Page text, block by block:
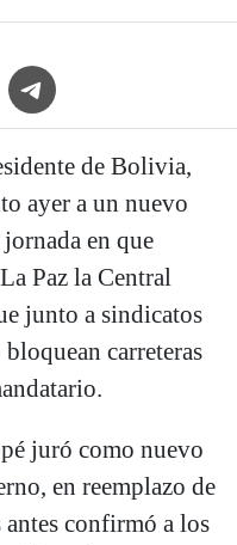
Icon
Telegram Icon
de Bolivia,
ayer a un nuevo
en que
Paz la Central
junto a sindicatos
carreteras
juró como nuevo
en reemplazo de
confirmó a los